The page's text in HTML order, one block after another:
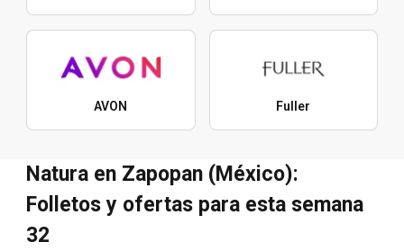
AVON Fuller
Natura en Zapopan (México):
Folletos y ofertas para esta semana
32